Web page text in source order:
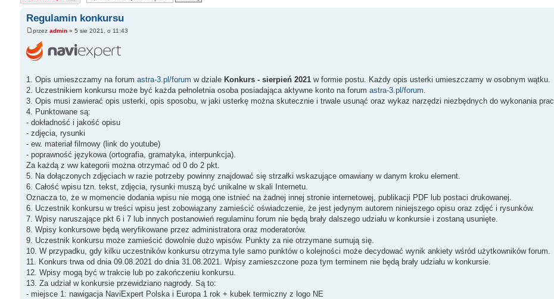
Regulamin konkursu
przez admin» 5 sie 2021, o 11:43
1. Opis umieszczamy na forum astra-3.pl/forum w dziale Konkurs - sierpień 2021w formie postu. Każdy opis usterki umieszczamy w osobnym wątku.
2. Uczestnikiem konkursu może być każda pełnoletnia osoba posiadająca aktywne konto na forum astra-3.pl/forum
3. Opis musi zawierać opis usterki, opis sposobu, w jaki usterkę można skutecznie i trwale usunąć oraz wykaz narzędzi niezbędnych do wykonania prac.
4. Punktowane są:
- dokładność i jakość opisu
- zdjęcia, rysunki
- ew. materiał filmowy (link do youtube)
- poprawność językowa (ortografia, gramatyka, interpunkcja).
Za każdą z ww kategorii można otrzymać od 0 do 2 pkt.
5. Na dołączonych zdjęciach w razie potrzeby powinny znajdować się strzałki wskazujące omawiany w danym kroku element.
6. Całość wpisu tzn. tekst, zdjęcia, rysunki muszą być unikalne w skali Internetu.
Oznacza to, że w momencie dodania wpisu nie mogą one istnieć na żadnej innej stronie internetowej, publikacji PDF lub postaci drukowanej.
6. Uczestnik konkursu w treści wpisu jest zobowiązany zamieścić oświadczenie, że jest jedynym autorem niniejszego opisu oraz zdjęć i rysunków.
7. Wpisy naruszające pkt 6 i 7 lub innych postanowień regulaminu forum nie będą brały dalszego udziału w konkursie i zostaną usunięte.
8. Wpisy konkursowe będą weryfikowane przez administratora oraz moderatorów.
9. Uczestnik konkursu może zamieścić dowolnie dużo wpisów. Punkty za nie otrzymane sumują się.
10. W przypadku, gdy kilku uczestników konkursu otrzyma tyle samo punktów o kolejności może decydować wynik ankiety wśród użytkowników forum.
11. Konkurs trwa od dnia 09.08.2021 do dnia 31.08.2021. Wpisy zamieszczone poza tym terminem nie będą brały udziału w konkursie.
12. Wpisy mogą być w trakcie lub po zakończeniu konkursu.
13. Za udział w konkursie przewidziano nagrody. Są to:
- miejsce 1: nawigacja NaviExpert Polska i Europa 1 rok + kubek termiczny z logo NE